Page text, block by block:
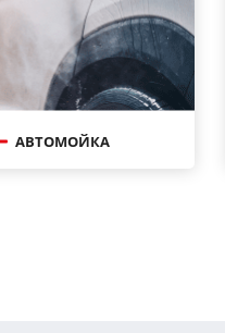
АВТОМОЙКА